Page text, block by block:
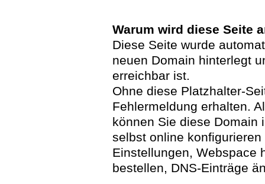
Warum wird diese Seite
Diese Seite wurde
neuen Domain hinterlegt
erreichbar ist.
Ohne diese Platzhalter-
Fehlermeldung erhalten.
können Sie diese Domain
selbst online
Einstellungen, Webspace
bestellen, DNS-Einträge